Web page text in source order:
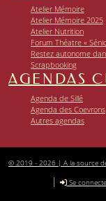
Atelier Mémoire
Atelier Mémoire 2025
Atelier Nutrition
Forum Théatre «
Restez autonome
Scrapbooking
AGENDAS
Agenda de Sillé
Agenda des Coevrons
Autres agendas
© 2019 - 2026 | A la source de
| Se